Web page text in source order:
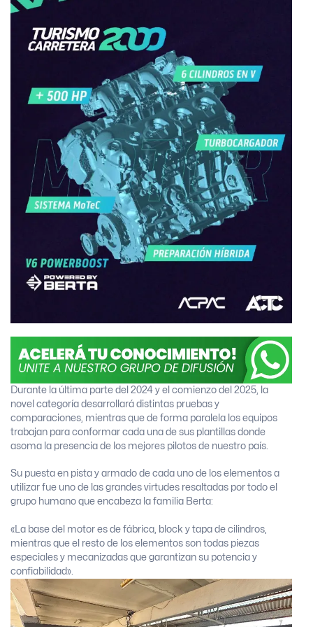
Durante la última parte del 2024 y el comienzo del 2025, la
novel categoría desarrollará distintas pruebas y
comparaciones, mientras que de forma paralela los equipos
trabajan para conformar cada una de sus plantillas donde
asoma la presencia de los mejores pilotos de nuestro país.
Su puesta en pista y armado de cada uno de los elementos a
utilizar fue uno de las grandes virtudes resaltadas por todo el
grupo humano que encabeza la familia Berta:
«La base del motor es de fábrica, block y tapa de cilindros,
mientras que el resto de los elementos son todas piezas
especiales y mecanizadas que garantizan su potencia y
confiabilidad».